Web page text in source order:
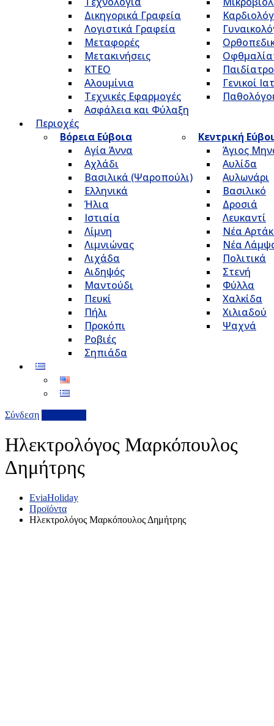
Δικηγορικά Γραφεία
Λογιστικά Γραφεία
Μεταφορές
Μετακινήσεις
ΚΤΕΟ
Αλουμίνια
Τεχνικές Εφαρμογές
Ασφάλεια και Φύλαξη
Γενικοί
Περιοχές
Βόρεια Εύβοια
Αγία Άννα
Αχλάδι
Βασιλικά (Ψαροπούλι)
Ελληνικά
Ήλια
Ιστιαία
Λίμνη
Λιμνιώνας
Λιχάδα
Αιδηψός
Μαντούδι
Πευκί
Πήλι
Προκόπι
Ροβιές
Σηπιάδα
Κεντρική
Άγιος
Αυλίδα
Αυλωνάρι
Βασιλικό
Δροσιά
Λευκαντί
Νέα
Νέα
Πολιτικά
Στενή
Φύλλα
Χαλκίδα
Χιλιαδού
Ψαχνά
Σύνδεση
Ηλεκτρολόγος Μαρκόπουλος
Δημήτρης
EviaHoliday
Προϊόντα
Ηλεκτρολόγος Μαρκόπουλος Δημήτρης